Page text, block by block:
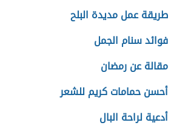
طريقة عمل مديدة البلح
فوائد سنام الجمل
مقالة عن رمضان
أحسن حمامات كريم للشعر
أدعية لراحة البال